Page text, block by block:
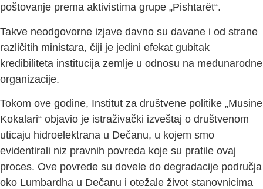
poštovanje prema aktivistima grupe „Pishtarët“.
Takve neodgovorne izjave davno su davane i od strane
različitih ministara, čiji je jedini efekat gubitak
kredibiliteta institucija zemlje u odnosu na međunarodne
organizacije.
Tokom ove godine, Institut za društvene politike „Musine
Kokalari“ objavio je istraživački izveštaj o društvenom
uticaju hidroelektrana u Dečanu, u kojem smo
evidentirali niz pravnih povreda koje su pratile ovaj
proces. Ove povrede su dovele do degradacije područja
oko Lumbardha u Dečanu i otežale život stanovnicima